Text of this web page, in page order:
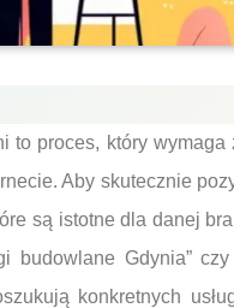
to proces, który
Aby skutecznie
są istotne dla danej
budowlane Gdynia”
konkretnych